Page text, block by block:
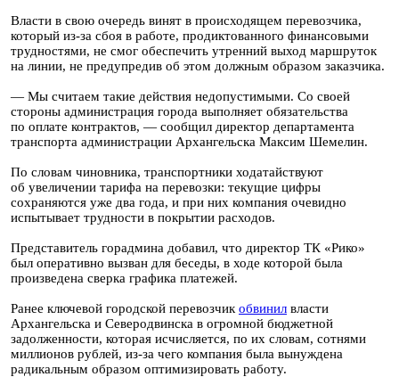
Власти в свою очередь винят в происходящем перевозчика,
который из-за сбоя в работе, продиктованного финансовыми
трудностями, не смог обеспечить утренний выход маршруток
на линии, не предупредив об этом должным образом заказчика.
— Мы считаем такие действия недопустимыми. Со своей
стороны администрация города выполняет обязательства
по оплате контрактов, — сообщил директор департамента
транспорта администрации Архангельска Максим Шемелин.
По словам чиновника, транспортники ходатайствуют
об увеличении тарифа на перевозки: текущие цифры
сохраняются уже два года, и при них компания очевидно
испытывает трудности в покрытии расходов.
Представитель горадмина добавил, что директор ТК «Рико»
был оперативно вызван для беседы, в ходе которой была
произведена сверка графика платежей.
Ранее ключевой городской перевозчик обвинил власти
Архангельска и Северодвинска в огромной бюджетной
задолженности, которая исчисляется, по их словам, сотнями
миллионов рублей, из-за чего компания была вынуждена
радикальным образом оптимизировать работу.